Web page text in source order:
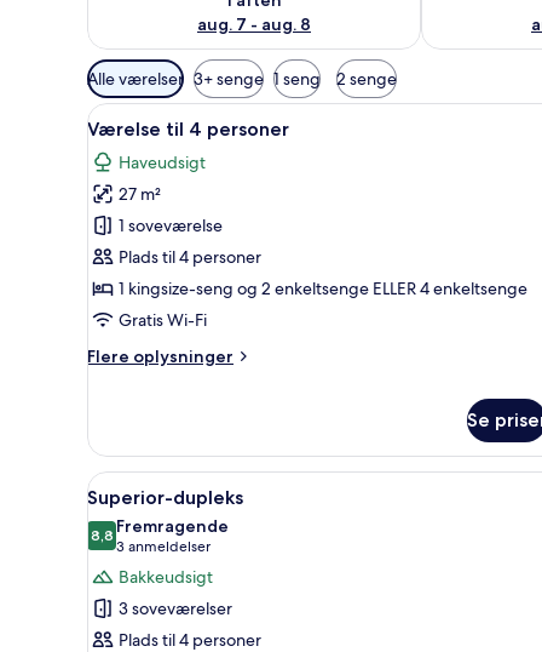
aug. 7 - aug. 8
Tilgængelige
filtre
for
værelser
Alle værelser 3+ senge 1 seng 2 senge
Indlæs
alle
billeder
af
Værelse
til
4
personer
Et hotelværelse med en
3
Værelse til 4 personer
Haveudsigt
27 m²
1 soveværelse
Plads til 4 personer
1 kingsize-seng og 2 enkeltsenge ELLER 4 enkeltsenge
Gratis Wi-Fi
Flere oplysninger
Flere
til
personer
Se
Indlæs
alle
billeder
af
Superior-
dupleks
Et hotelværelse med ophøjet
3
Superior-dupleks
8,88,8 ud af 10
Fremragende
3 anmeldelser
(3
anmeldelser)
Bakkeudsigt
3 soveværelser
Plads til 4 personer